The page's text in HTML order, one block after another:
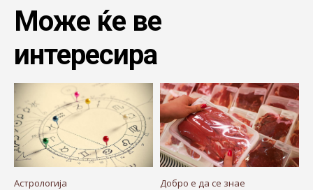
Може ќе ве
интересира
Астрологија Добро е да се знае